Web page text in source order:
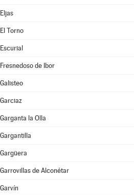
Eljas
El Torno
Escurial
Fresnedoso de Ibor
Galisteo
Garciaz
Garganta la Olla
Gargantilla
Gargüera
Garrovillas de Alconétar
Garvín